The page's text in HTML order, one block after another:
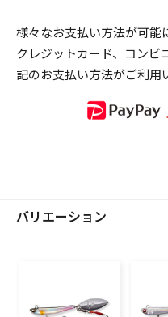
リセット
様々なお支払い方法が可能
クレジットカード、コンビ
記のお支払い方法がご利用
バリエーション